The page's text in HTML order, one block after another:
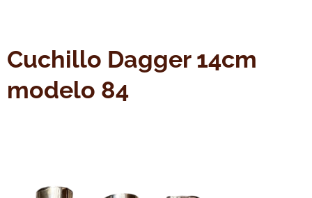
Cuchillo Dagger 14cm
modelo 84